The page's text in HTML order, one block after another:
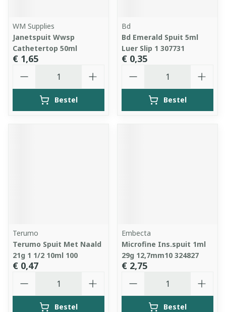
WM Supplies
Janetspuit Wwsp
Cathetertop 50ml
€ 1,65
Bestel
Bd
Bd Emerald Spuit 5ml
Luer Slip 1 307731
€ 0,35
Bestel
Terumo
Terumo Spuit Met Naald
21g 1 1/2 10ml 100
€ 0,47
Bestel
Embecta
Microfine Ins.spuit 1ml
29g 12,7mm10 324827
€ 2,75
Bestel